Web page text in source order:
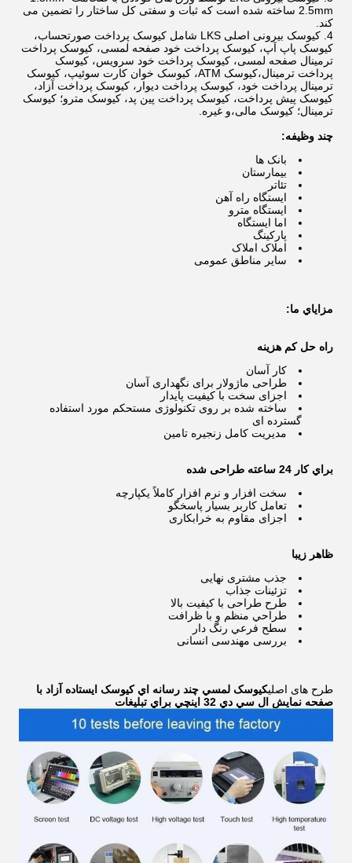
2.5mm ساخته شده است که ثبات و سفتی کل ساختار را تضمین می
کند.
کیوسک بیرونی اصلی LKS شامل کیوسک پرداخت صورتحساب،
کیوسک پاپ آپ، کیوسک پرداخت خود صفحه لمسی، کیوسک پرداخت
ترمینال صفحه لمسی، کیوسک پرداخت خود سرویس، کیوسک
پرداخت ترمینال،کيوسک ATM، کیوسک خوان کارت سوئیپ، کیوسک
ترمینال پرداخت خود، کیوسک پرداخت دیوار، کیوسک پرداخت آزاد،
کیوسک پیش پرداخت، کیوسک پرداخت پین پد، کیوسک مترو؛ کیوسک
ترمینال؛ کیوسک مالی،و غیره.
چند وظيفه:
بانک ها
بیمارستان
تئاتر
ایستگاه راه آهن
ایستگاه مترو
اما ایستگاه
پارکینگ
املاک املاک
سایر مناطق عمومی
مزاياي ما:
راه حل کم هزینه
کار آسان
طراحی ماژولار برای نگهداری آسان
اجزای سخت با کیفیت پایدار
ساخته شده بر روی تکنولوژی مستحکم مورد استفاده
گسترده ای
مدیریت کامل زنجیره تامین
براي کار 24 ساعته طراحی شده
سخت افزار و نرم افزار کاملاً یکپارچه
تعامل کاربر بسیار پاسخگو
اجزای مقاوم به خرابکاری
ظاهر زیبا
جذب مشتری نهایی
تزئینات جذاب
طرح طراحی با کیفیت بالا
طراحي منظم و با ظرافت
سطح فرعي رنگ دار
بررسی مهندسی انسانی
طرح های اصلیکيوسک لمسي چند رسانه اي کيوسک ايستاده آزاد با
صفحه نمایش ال سي دي 32 اينچي براي تبلیغات